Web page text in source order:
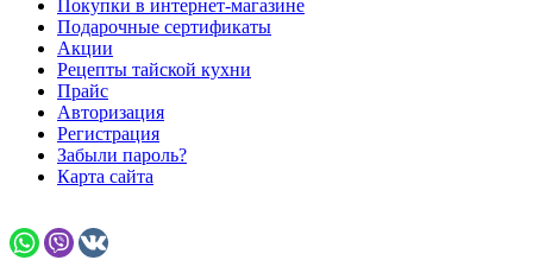
Покупки в интернет-магазине
Подарочные сертификаты
Акции
Рецепты тайской кухни
Прайс
Авторизация
Регистрация
Забыли пароль?
Карта сайта